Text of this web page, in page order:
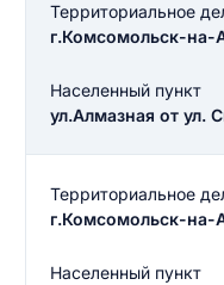
Территориальное
г.Комсомольск-на-
Населенный пункт
ул.Алмазная от ул.
Территориальное
г.Комсомольск-на-
Населенный пункт